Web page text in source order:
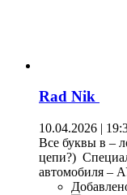
Rad Nik
10.04.2026 |
Все буквы в –
цепи?)
автомобиля –